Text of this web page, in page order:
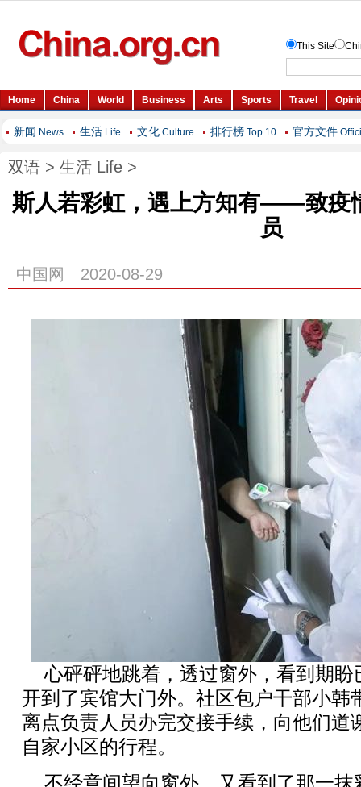
新闻 News 生活 Life 文化 Culture 排行榜 Top 10 官方文件
双语 > 生活 Life >
斯人若彩虹，遇上方知有——致疫
员
中国网 2020-08-29
心砰砰地跳着，透过窗外，看到期
开到了宾馆大门外。社区包户干部小韩
离点负责人员办完交接手续，向他们道
自家小区的行程。